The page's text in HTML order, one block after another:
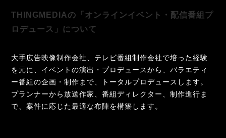
THINGMEDIAの「オンラインイベント・配信番組プ
ロデュース」について
大手広告映像制作会社、テレビ番組制作会社で培った経験
を元に、イベントの演出・プロデュースから、バラエティ
ー番組の企画・制作まで、トータルプロデュースします。
プランナーから放送作家、番組ディレクター、制作進行ま
で、案件に応じた最適な布陣を構築します。